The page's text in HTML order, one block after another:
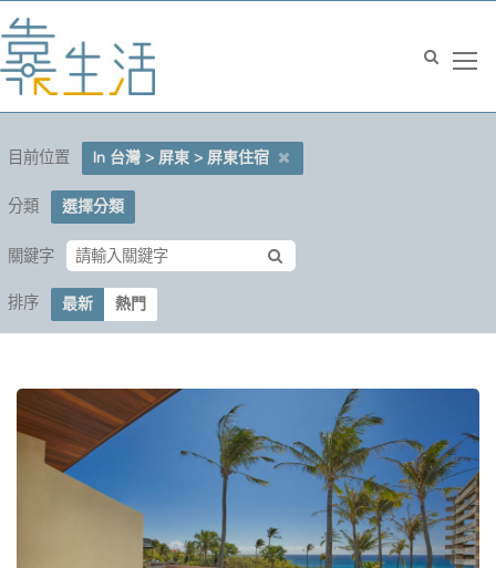
目前位置 In 台灣 > 屏東 > 屏東住宿
分類 選擇分類
關鍵字
排序 最新 熱門